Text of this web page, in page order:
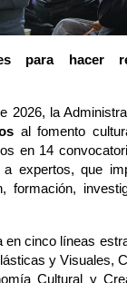
para hacer
al fomento
en 14
a expertos, que
formación,
en cinco líneas
y Visuales,
Cultural y